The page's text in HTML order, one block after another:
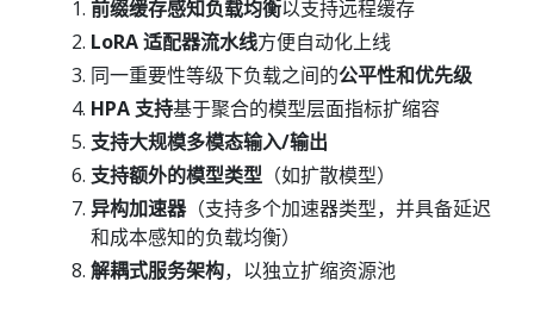
前缀缓存感知负载均衡以支持远程缓存
LoRA 适配器流水线方便自动化上线
同一重要性等级下负载之间的公平性和优先级
HPA 支持基于聚合的模型层面指标扩缩容
支持大规模多模态输入/输出
支持额外的模型类型 （如扩散模型）
异构加速器（支持多个加速器类型，并具备延迟
和成本感知的负载均衡）
解耦式服务架构，以独立扩缩资源池